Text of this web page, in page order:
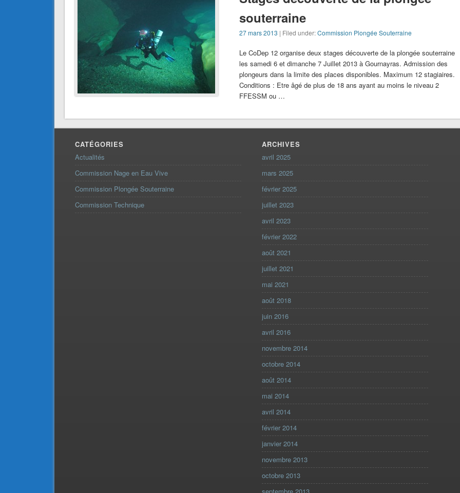
souterraine
27 mars 2013 | Filed under:Commission Plongée Souterraine
Le CoDep 12 organise deux stages découverte de la plongée souterraine
les samedi 6 et dimanche 7 Juillet 2013 à Gournayras. Admission des
plongeurs dans la limite des places disponibles. Maximum 12 stagiaires.
Conditions : Etre âgé de plus de 18 ans ayant au moins le niveau 2
FFESSM ou …
CATÉGORIES
Actualités
Commission Nage en Eau Vive
Commission Plongée Souterraine
Commission Technique
ARCHIVES
avril 2025
mars 2025
février 2025
juillet 2023
avril 2023
février 2022
août 2021
juillet 2021
mai 2021
août 2018
juin 2016
avril 2016
novembre 2014
octobre 2014
août 2014
mai 2014
avril 2014
février 2014
janvier 2014
novembre 2013
octobre 2013
septembre 2013